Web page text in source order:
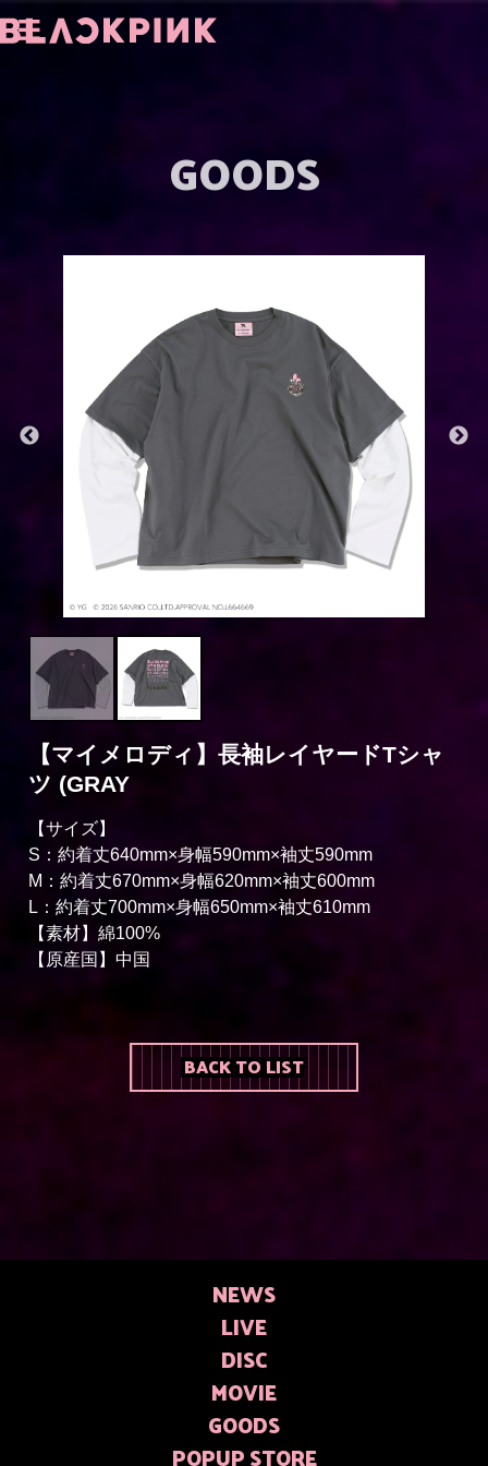
GOODS
【マイメロディ】長袖レイヤードTシャ
ツ (GRAY
【サイズ】
S：約着丈640mm×身幅590mm×袖丈590mm
M：約着丈670mm×身幅620mm×袖丈600mm
L：約着丈700mm×身幅650mm×袖丈610mm
【素材】綿100%
【原産国】中国
BACK TO LIST
NEWS
LIVE
DISC
MOVIE
GOODS
POPUP STORE